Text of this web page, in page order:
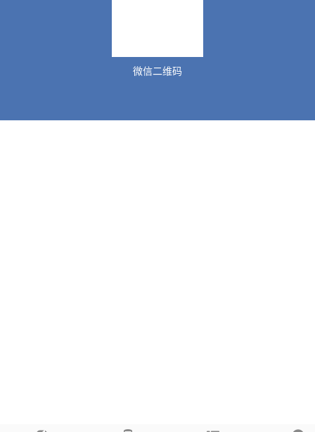
微信二维码